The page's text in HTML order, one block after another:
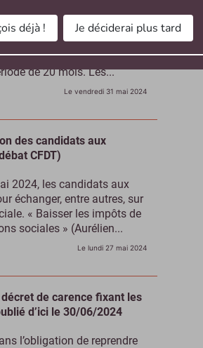
chômage va modifier
d’accès au chômage en
au cours des 24 derniers
de 20 mois. Les...
Le vendredi 31 mai 2024
des candidats aux
CFDT)
2024, les candidats aux
échanger, entre autres, sur
« Baisser les impôts de
sociales » (Aurélien...
Le lundi 27 mai 2024
de carence fixant les
d’ici le 30/06/2024
l’obligation de reprendre
déjà ! Je déciderai plus tard